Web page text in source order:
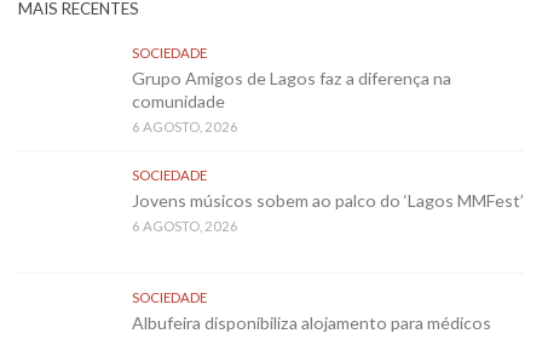
MAIS RECENTES
SOCIEDADE
Grupo Amigos de Lagos faz a diferença na
comunidade
6 AGOSTO, 2026
SOCIEDADE
Jovens músicos sobem ao palco do ‘Lagos MMFest’
6 AGOSTO, 2026
SOCIEDADE
Albufeira disponibiliza alojamento para médicos